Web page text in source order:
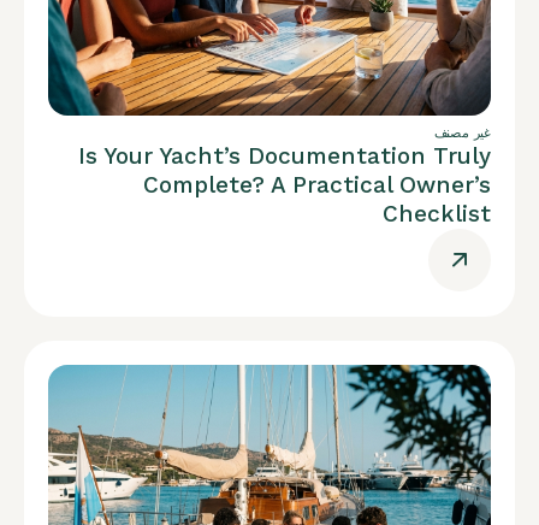
غير مصنف
Is Your Yacht’s Documentation Truly
Complete? A Practical Owner’s
Checklist